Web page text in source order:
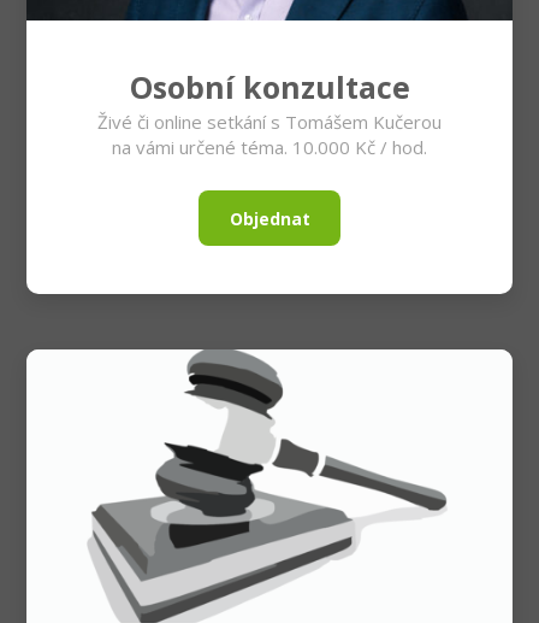
Osobní konzultace
Živé či online setkání s Tomášem Kučerou
na vámi určené téma. 10.000 Kč / hod.
Objednat